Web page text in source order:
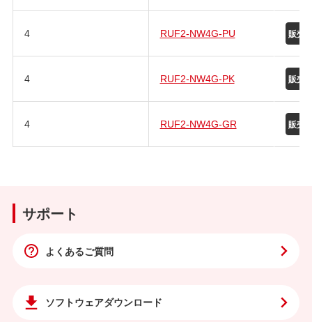
4 RUF2-NW4G-PU
4 RUF2-NW4G-PK
4 RUF2-NW4G-GR
サポート
よくあるご質問
ソフトウェアダウンロード